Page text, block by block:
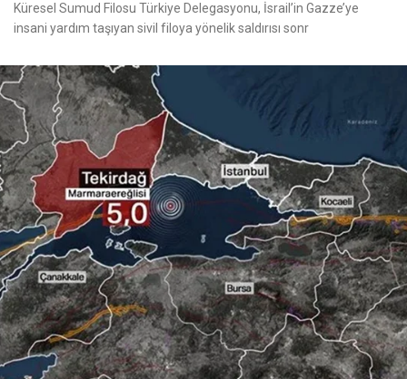
Küresel Sumud Filosu Türkiye Delegasyonu, İsrail’in Gazze’ye
insani yardım taşıyan sivil filoya yönelik saldırısı sonr